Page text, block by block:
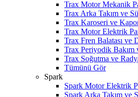
Trax Motor Mekanik
Trax Arka Takım ve
Trax Karoseri ve
Trax Motor Elektrik
Trax Fren Balatası ve
Trax Periyodik Bakım
Trax Soğutma ve
Tümünü Gör
Spark
Spark Motor Elektrik
Spark Arka Takım ve